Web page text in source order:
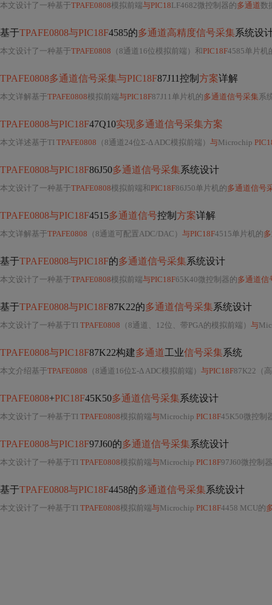
本文设计了一种基于TPAFE0808模拟前端与PIC18LF4682微控制器的多通道数
基于TPAFE0808与PIC18F4585的多通道高精度信号采集系统设
本文设计了一种基于TPAFE0808 （8通道16位模拟前端）和PIC18F4585单片机
TPAFE0808多通道信号采集与PIC18F87J11控制 方案详解
本文详解基于TPAFE0808模拟前端与PIC18F87J11单片机的多通道信号采集系统
TPAFE0808与PIC18F47Q10实现多通道信号采集方案
本文详述基于TI TPAFE0808 （8通道24位Σ-Δ ADC模拟前端） 与Microchip
TPAFE0808与PIC18F86J50多通道信号采集系统设计
本文设计了一种基于TPAFE0808模拟前端和PIC18F86J50单片机的多通道信号
TPAFE0808与PIC18F4515多通道信号控制 方案详解
本文详解基于TPAFE0808 （8通道可配置ADC/DAC） 与PIC18F4515单片机的
基于TPAFE0808与PIC18F的多通道信号采集系统设计
本文设计了一种基于TPAFE0808模拟前端与PIC18F65K40微控制器的多通道信
基于TPAFE0808与PIC18F87K22的多通道信号采集系统设计
本文设计了一种基于TI TPAFE0808 （8通道、12位、带PGA的模拟前端） 与
TPAFE0808与PIC18F87K22构建多通道工业信号采集系统
本文介绍基于TPAFE0808 （8通道16位Σ-Δ ADC模拟前端） 与PIC18F87K22（
TPAFE0808+PIC18F45K50多通道信号采集系统设计
本文设计了一种基于TI TPAFE0808模拟前端与Microchip PIC18F45K50微控制
TPAFE0808与PIC18F97J60的多通道信号采集系统设计
本文设计了一种基于TI TPAFE0808模拟前端与Microchip PIC18F97J60微控制
基于TPAFE0808与PIC18F4458的多通道信号采集系统设计
本文设计了一种基于TI TPAFE0808模拟前端与Microchip PIC18F4458 MCU的